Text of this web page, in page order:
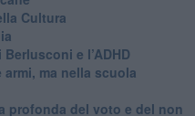
Cultura
e l’ADHD
ma nella scuola
profonda del voto e del non